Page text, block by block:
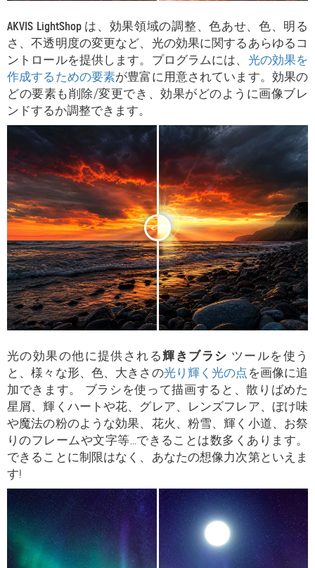
AKVIS LightShopは、効果領域の調整、色あせ、色、明る
さ、不透明度の変更など、光の効果に関するあらゆるコ
ントロールを提供します。プログラムには、 光の効果を
作成するための要素が豊富に用意されています。効果の
どの要素も削除/変更でき、効果がどのように画像ブレ
ンドするか調整できます。
< >
光の効果の他に提供される輝きブラシ ツールを使う
と、様々な形、色、大きさの光り輝く光の点を画像に追
加できます。 ブラシを使って描画すると、散りばめた
星屑、輝くハートや花、グレア、レンズフレア、ぼけ味
や魔法の粉のような効果、花火、粉雪、輝く小道、お祭
りのフレームや文字等...できることは数多くあります。
できることに制限はなく、あなたの想像力次第といえま
す!